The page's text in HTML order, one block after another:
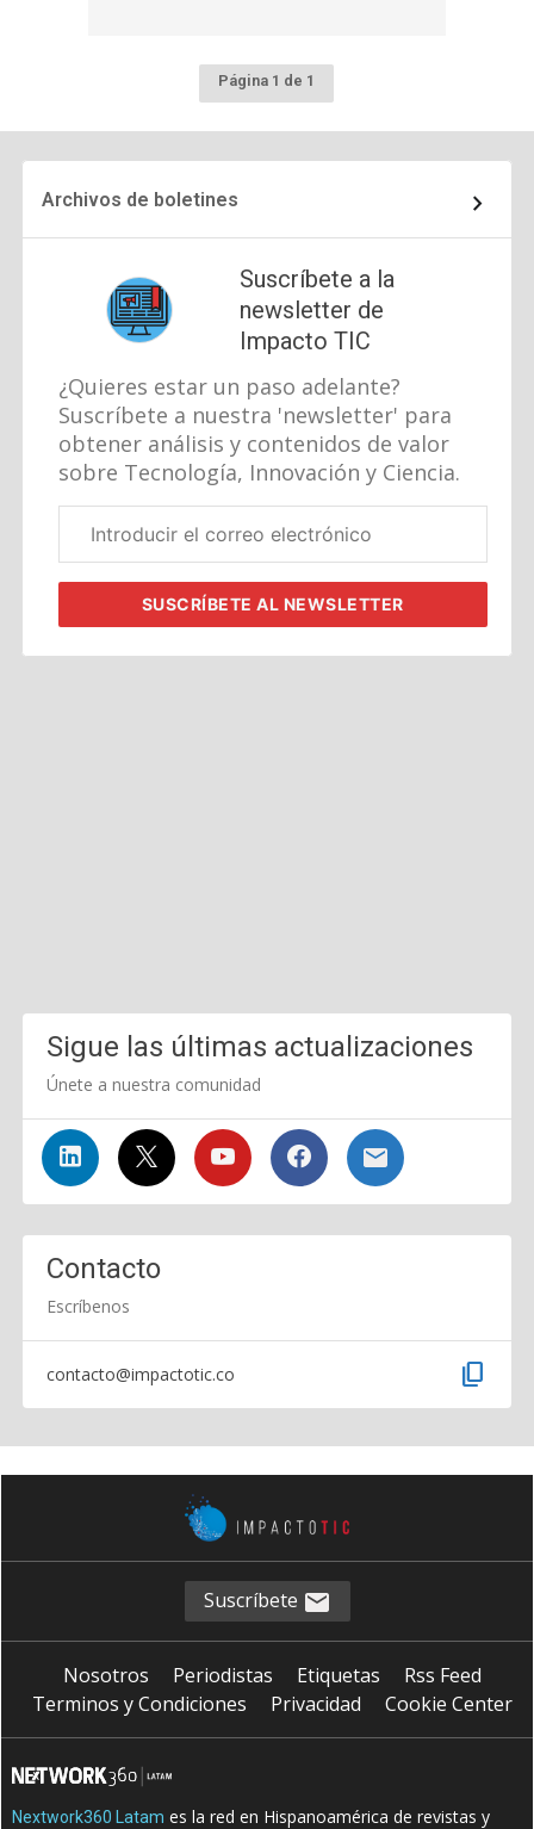
Página 1 de 1
Archivos de boletines
Suscríbete a la
newsletter de
Impacto TIC
¿Quieres estar un paso adelante?
Suscríbete a nuestra 'newsletter' para
obtener análisis y contenidos de valor
sobre Tecnología, Innovación y Ciencia.
electrónico
SUSCRÍBETEAL NEWSLETTER
Sigue las últimas actualizaciones
Únete a nuestra comunidad
Contacto
Escríbenos
contacto@impactotic.co content_copy
Suscríbete
Nosotros Periodistas Etiquetas
Rss Feed
Terminos y Condiciones
Privacidad Cookie Center
Nextwork360 Latam es la red en Hispanoamérica de revistas y